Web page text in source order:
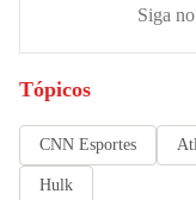
Siga
Tópicos
CNN Esportes
Hulk